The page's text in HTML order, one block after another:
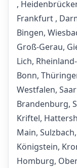
,
Frankfurt ,
Bingen,
Groß-Gerau,
Lich,
Bonn,
Westfalen,
Brandenburg,
Kriftel,
Main,
Königstein,
Homburg,